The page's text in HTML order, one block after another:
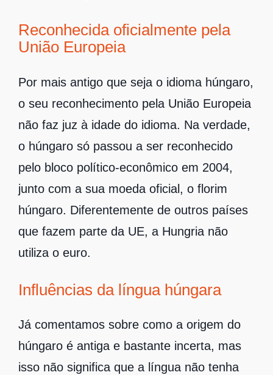
Reconhecida oficialmente pela
União Europeia
Por mais antigo que seja o idioma húngaro,
o seu reconhecimento pela União Europeia
não faz juz à idade do idioma. Na verdade,
o húngaro só passou a ser reconhecido
pelo bloco político-econômico em 2004,
junto com a sua moeda oficial, o florim
húngaro. Diferentemente de outros países
que fazem parte da UE, a Hungria não
utiliza o euro.
Influências da língua húngara
Já comentamos sobre como a origem do
húngaro é antiga e bastante incerta, mas
isso não significa que a língua não tenha